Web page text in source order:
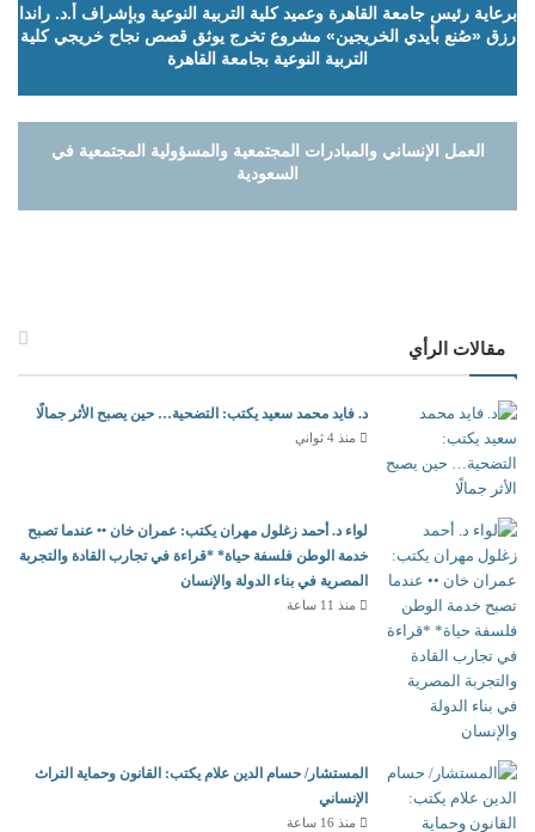
برعاية رئيس جامعة القاهرة وعميد كلية التربية النوعية وبإشراف أ.د. راندا
رزق «صُنع بأيدي الخريجين» مشروع تخرج يوثق قصص نجاح خريجي كلية
التربية النوعية بجامعة القاهرة
العمل الإنساني والمبادرات المجتمعية والمسؤولية المجتمعية في
السعودية
مقالات الرأي
د. فايد محمد سعيد يكتب: التضحية… حين يصبح الأثر جمالًا
منذ 4 ثواني
لواء د. أحمد زغلول مهران يكتب: عمران خان •• عندما تصبح
خدمة الوطن فلسفة حياة* *قراءة في تجارب القادة والتجربة
المصرية في بناء الدولة والإنسان
منذ 11 ساعة
المستشار/ حسام الدين علام يكتب: القانون وحماية التراث
الإنساني
منذ 16 ساعة